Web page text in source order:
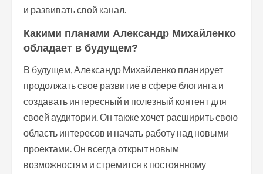
и развивать свой канал.
Какими планами Александр Михайленко
обладает в будущем?
В будущем, Александр Михайленко планирует
продолжать свое развитие в сфере блогинга и
создавать интересный и полезный контент для
своей аудитории. Он также хочет расширить свою
область интересов и начать работу над новыми
проектами. Он всегда открыт новым
возможностям и стремится к постоянному